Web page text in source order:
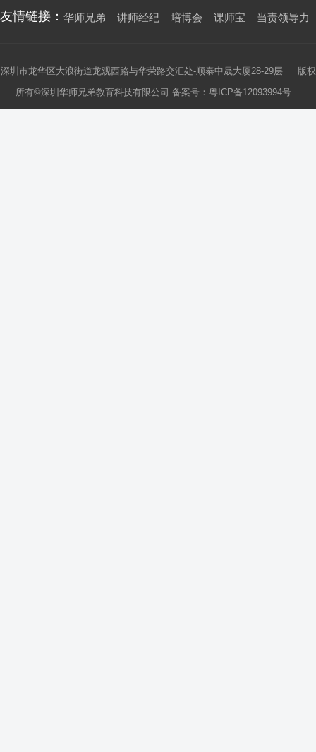
友情链接： 华师兄弟 讲师经纪 培博会 课师宝 当责领导力
深圳市龙华区大浪街道龙观西路与华荣路交汇处-顺泰中晟大厦28-29层 版权
所有©深圳华师兄弟教育科技有限公司 备案号： 粤ICP备12093994号